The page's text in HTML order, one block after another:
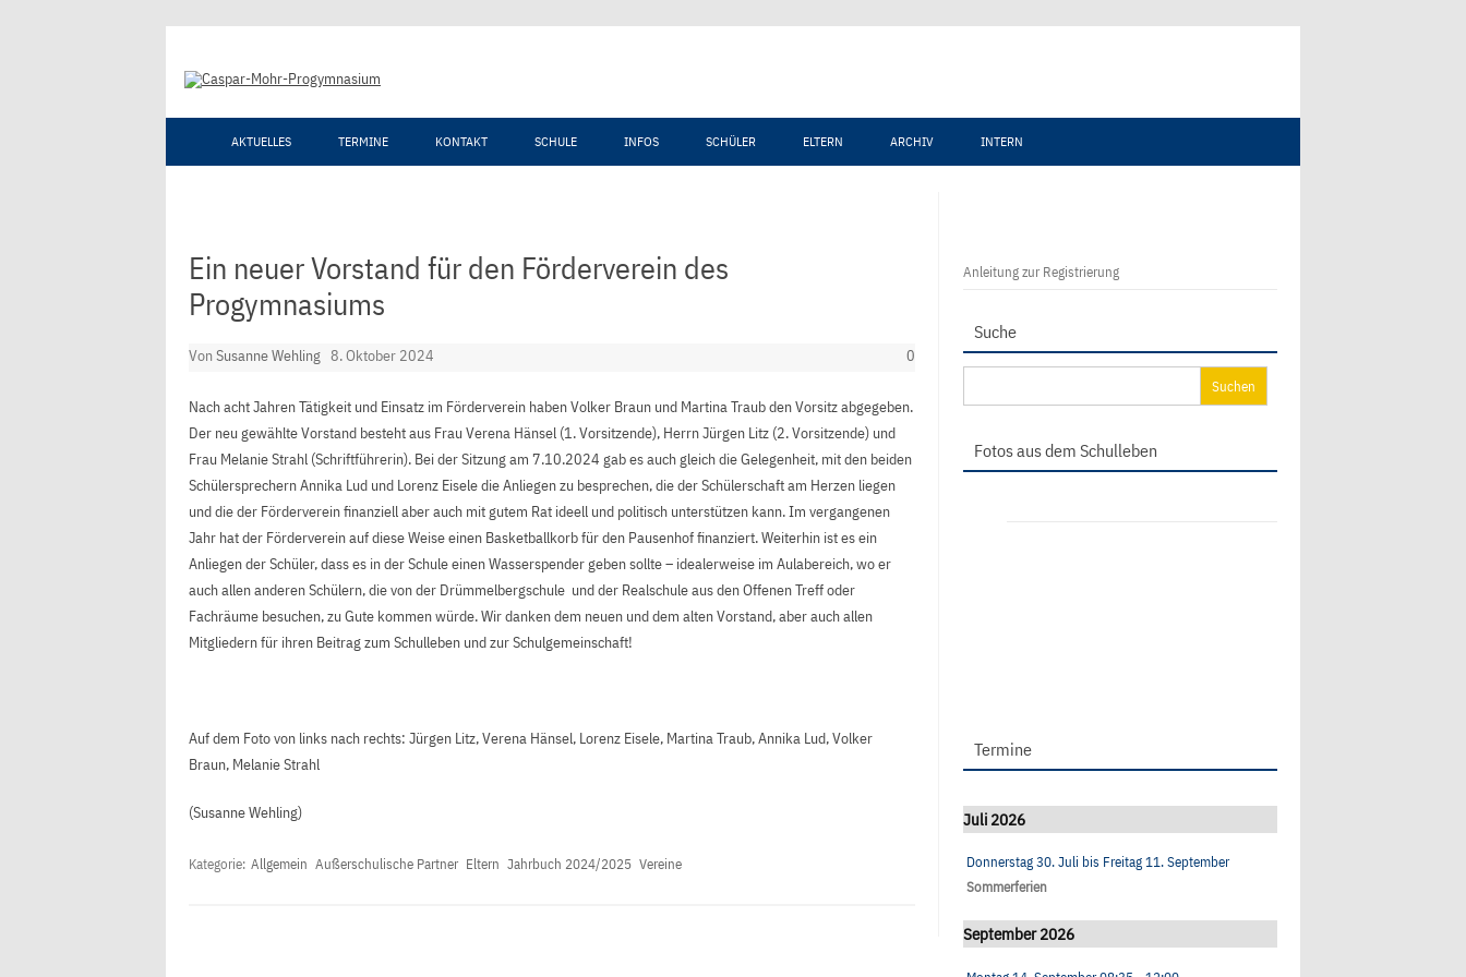
AKTUELLES TERMINE KONTAKT SCHULE INFOS SCHÜLER ELTERN ARCHIV INTERN
Ein neuer Vorstand für den Förderverein des
Progymnasiums
VonSusanne Wehling 8. Oktober 2024 0
Nach acht Jahren Tätigkeit und Einsatz im Förderverein haben Volker Braun und Martina Traub den Vorsitz abgegeben.
Der neu gewählte Vorstand besteht aus Frau Verena Hänsel (1. Vorsitzende), Herrn Jürgen Litz (2. Vorsitzende) und
Frau Melanie Strahl (Schriftführerin). Bei der Sitzung am 7.10.2024 gab es auch gleich die Gelegenheit, mit den beiden
Schülersprechern Annika Lud und Lorenz Eisele die Anliegen zu besprechen, die der Schülerschaft am Herzen liegen
und die der Förderverein finanziell aber auch mit gutem Rat ideell und politisch unterstützen kann. Im vergangenen
Jahr hat der Förderverein auf diese Weise einen Basketballkorb für den Pausenhof finanziert. Weiterhin ist es ein
Anliegen der Schüler, dass es in der Schule einen Wasserspender geben sollte – idealerweise im Aulabereich, wo er
auch allen anderen Schülern, die von der Drümmelbergschule und der Realschule aus den Offenen Treff oder
Fachräume besuchen, zu Gute kommen würde. Wir danken dem neuen und dem alten Vorstand, aber auch allen
Mitgliedern für ihren Beitrag zum Schulleben und zur Schulgemeinschaft!
Auf dem Foto von links nach rechts: Jürgen Litz, Verena Hänsel, Lorenz Eisele, Martina Traub, Annika Lud, Volker
Braun, Melanie Strahl
(Susanne Wehling)
Kategorie: Allgemein Außerschulische Partner Eltern Jahrbuch 2024/2025 Vereine
Anleitung zur Registrierung
Suche
nach:
Fotos aus dem Schulleben
Termine
Juli 2026
Donnerstag 30. Juli bis Freitag 11. September
Sommerferien
September 2026